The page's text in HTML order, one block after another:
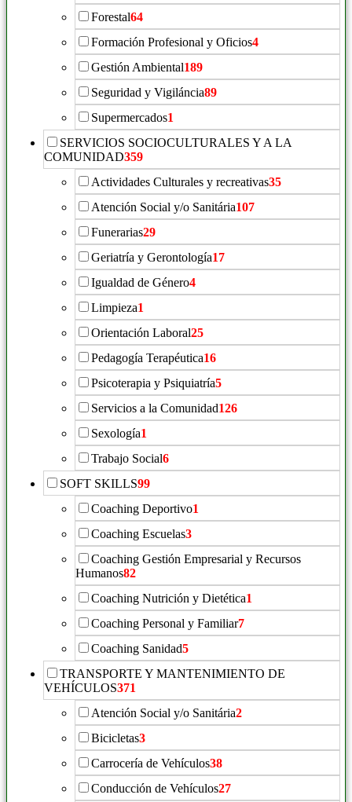
Forestal64
Formación Profesional y Oficios4
Gestión Ambiental189
Seguridad y Vigiláncia89
Supermercados1
SERVICIOS SOCIOCULTURALES Y A LA
COMUNIDAD359
Actividades Culturales y recreativas35
Atención Social y/o Sanitária107
Funerarias29
Geriatría y Gerontología17
Igualdad de Género4
Limpieza1
Orientación Laboral25
Pedagogía Terapéutica16
Psicoterapia y Psiquiatría5
Servicios a la Comunidad126
Sexología1
Trabajo Social6
SOFT SKILLS99
Coaching Deportivo1
Coaching Escuelas3
Coaching Gestión Empresarial y Recursos
Humanos82
Coaching Nutrición y Dietética1
Coaching Personal y Familiar7
Coaching Sanidad5
TRANSPORTE Y MANTENIMIENTO DE
VEHÍCULOS371
Atención Social y/o Sanitária2
Bicicletas3
Carrocería de Vehículos38
Conducción de Vehículos27